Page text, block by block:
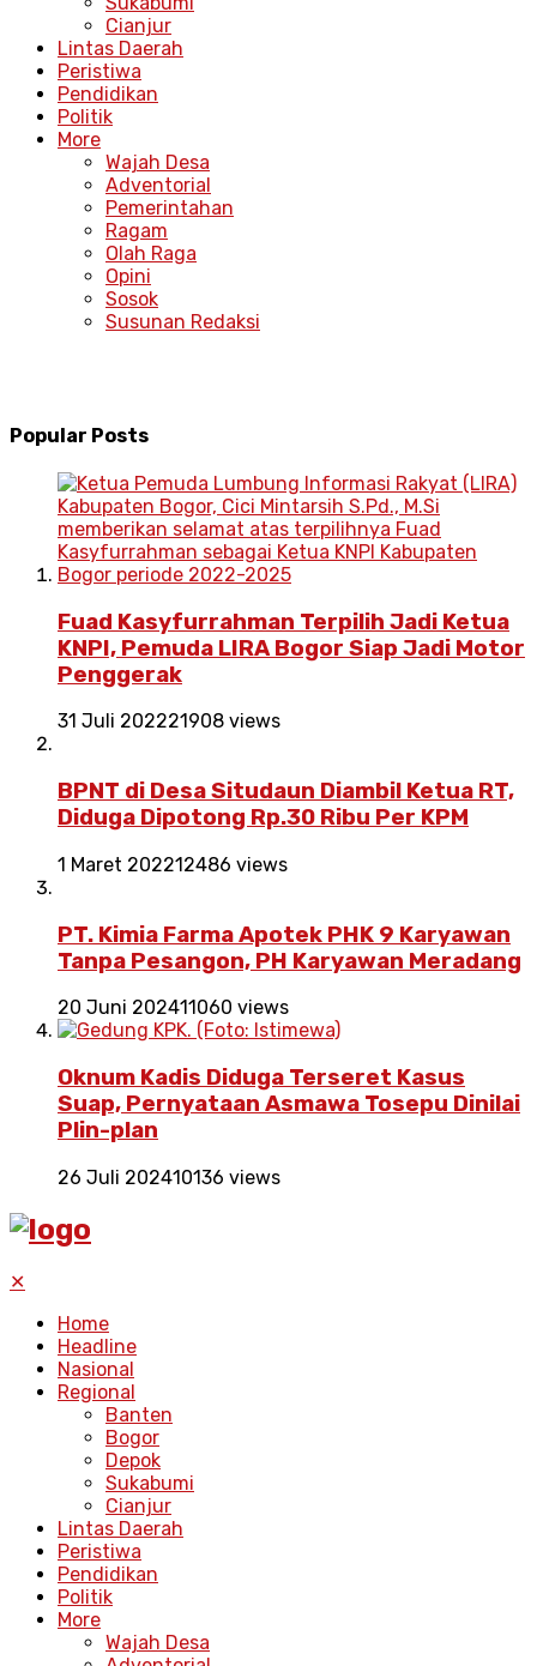
Cianjur
Lintas Daerah
Peristiwa
Pendidikan
Politik
More
Wajah Desa
Adventorial
Pemerintahan
Ragam
Olah Raga
Opini
Sosok
Susunan Redaksi
Popular Posts
Fuad Kasyfurrahman Terpilih Jadi Ketua
KNPI, Pemuda LIRA Bogor Siap Jadi Motor
Penggerak
31 Juli 202221908 views
BPNT di Desa Situdaun Diambil Ketua RT,
Diduga Dipotong Rp.30 Ribu Per KPM
1 Maret 202212486 views
PT. Kimia Farma Apotek PHK 9 Karyawan
Tanpa Pesangon, PH Karyawan Meradang
20 Juni 202411060 views
Oknum Kadis Diduga Terseret Kasus
Suap, Pernyataan Asmawa Tosepu Dinilai
Plin-plan
26 Juli 202410136 views
✕
Home
Headline
Nasional
Regional
Banten
Bogor
Depok
Sukabumi
Cianjur
Lintas Daerah
Peristiwa
Pendidikan
Politik
More
Wajah Desa